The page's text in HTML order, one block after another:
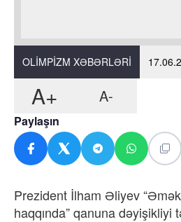
OLIMPIZM XƏBƏRLƏRI
A+ A-
Paylaşın
Prezident İlham Əliyev
haqqında” qanuna dəyişikliyi